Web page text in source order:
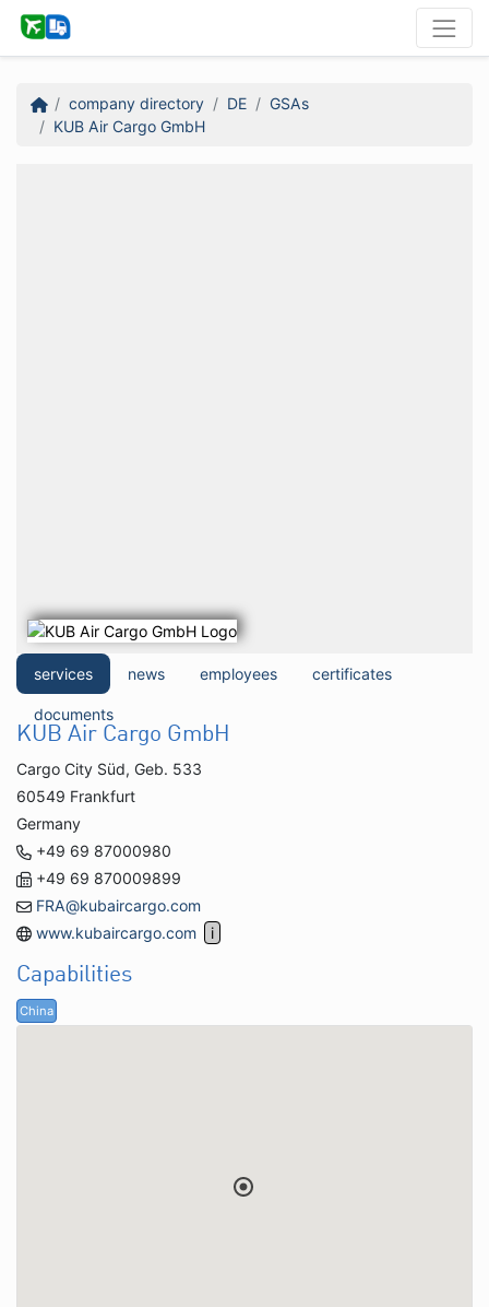
company directory DE
GSAs
KUB Air Cargo GmbH
services news employees certificates
documents
KUB Air Cargo GmbH
Cargo City Süd, Geb. 533
60549 Frankfurt
Germany
+49 69 87000980
+49 69 870009899
FRA@kubaircargo.com
www.kubaircargo.com
Capabilities
China